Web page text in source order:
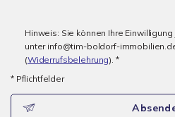
Hinweis: Sie können Ihre
unter info@tim-boldorf-
(Widerrufsbelehrung). *
* Pflichtfelder